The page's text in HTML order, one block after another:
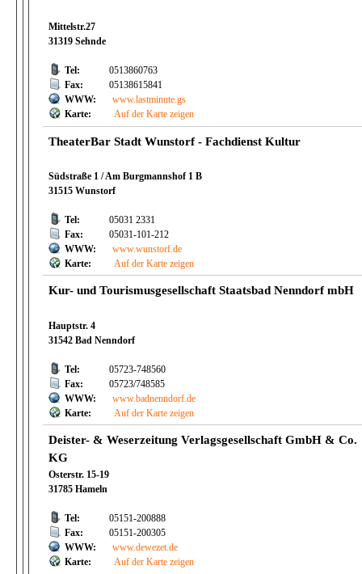
Mittelstr.27
31319 Sehnde
Tel:
0513860763
Fax:
05138615841
WWW:
www.lastminute.gs
Karte:
Auf der Karte zeigen
TheaterBar Stadt Wunstorf - Fachdienst Kultur
Südstraße 1 / Am Burgmannshof 1 B
31515 Wunstorf
Tel:
05031 2331
Fax:
05031-101-212
WWW:
www.wunstorf.de
Karte:
Auf der Karte zeigen
Kur- und Tourismusgesellschaft Staatsbad Nenndorf mbH
Hauptstr. 4
31542 Bad Nenndorf
Tel:
05723-748560
Fax:
05723/748585
WWW:
www.badnenndorf.de
Karte:
Auf der Karte zeigen
Deister- & Weserzeitung Verlagsgesellschaft GmbH & Co.
KG
Osterstr. 15-19
31785 Hameln
Tel:
05151-200888
Fax:
05151-200305
WWW:
www.dewezet.de
Karte:
Auf der Karte zeigen